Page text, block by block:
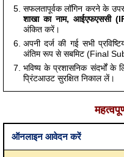
सफलतापूर्वक लॉगिन करने के
शाखा का नाम, आईएफएससी
अंकित करें।
अपनी दर्ज की गई सभी
अंतिम रूप से सबमिट (Final
भविष्य के प्रशासनिक संदर्भों के
प्रिंटआउट सुरक्षित निकाल लें।
ऑनलाइन आवेदन करें